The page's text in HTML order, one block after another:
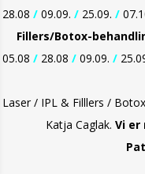
28.08 / 09.09. / 25.09. /
Fillers/Botox-
05.08 / 28.08 / 09.09. /
Laser / IPL & Filllers /
Katja Caglak. Vi er